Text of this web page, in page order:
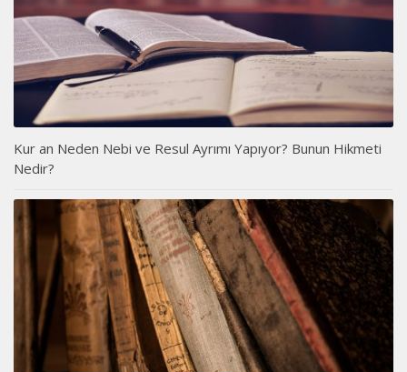
Kur an Neden Nebi ve Resul Ayrımı Yapıyor? Bunun Hikmeti
Nedir?